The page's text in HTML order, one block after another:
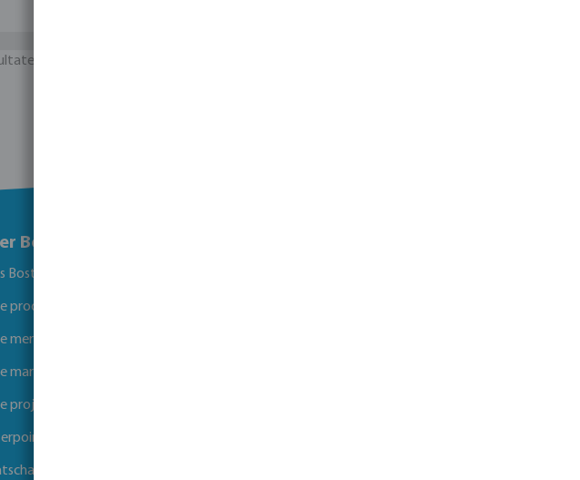
Bosta
Bosta
producten
merken
markten
projecten
verantwoord ondernemen